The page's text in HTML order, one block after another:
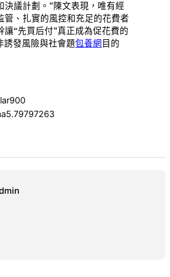
決議計劃。”陳文表現，唯有經
管、扎實的風控和充足的花費者
讓“先買后付”真正成為促花費的
誘發風險與社會題包養網 目的